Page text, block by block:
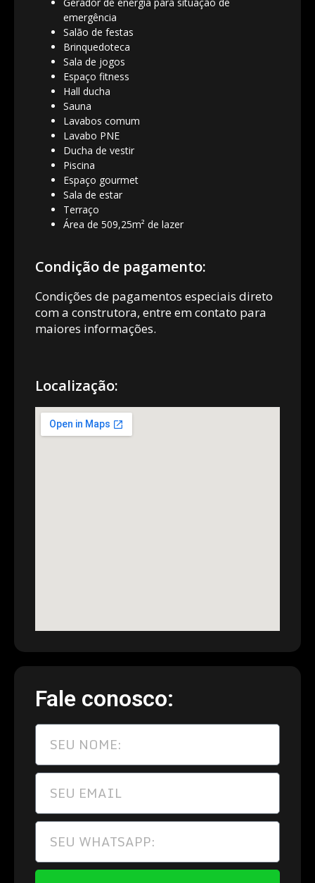
emergência
Salão de festas
Brinquedoteca
Sala de jogos
Espaço fitness
Hall ducha
Sauna
Lavabos comum
Lavabo PNE
Ducha de vestir
Piscina
Espaço gourmet
Sala de estar
Terraço
Área de 509,25m² de lazer
Condição de pagamento:
Condições de pagamentos especiais direto
com a construtora, entre em contato para
maiores informações.
Localização:
Fale conosco: